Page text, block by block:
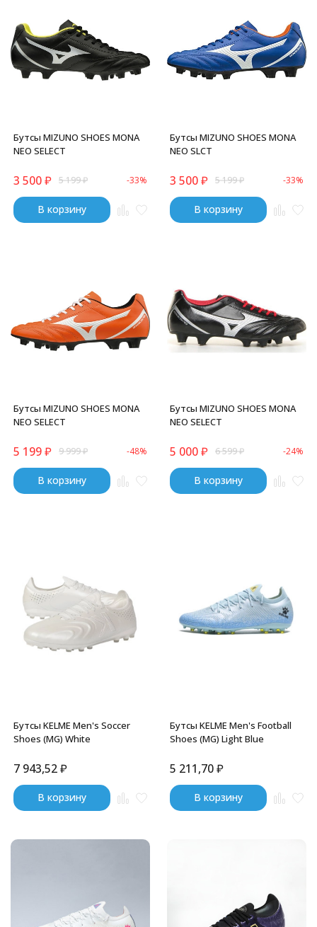
Бутсы MIZUNO SHOES MONA
NEO SELECT
3 500₽ 5 199₽ -33%
В корзину
Бутсы MIZUNO SHOES MONA
NEO SLCT
3 500₽ 5 199₽ -33%
В корзину
Бутсы MIZUNO SHOES MONA
NEO SELECT
5 199₽ 9 999₽ -48%
В корзину
Бутсы MIZUNO SHOES MONA
NEO SELECT
5 000₽ 6 599₽ -24%
В корзину
Бутсы KELME Men's Soccer
Shoes (MG) White
7 943,52₽
В корзину
Бутсы KELME Men's Football
Shoes (MG) Light Blue
5 211,70₽
В корзину